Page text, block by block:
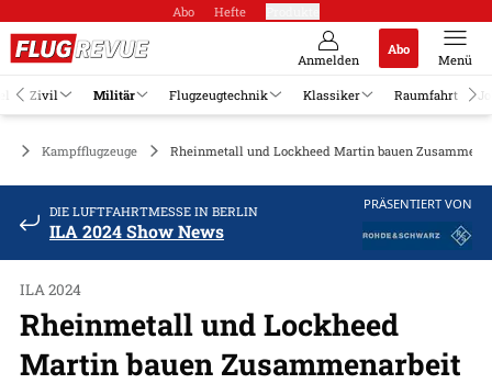
Abo Hefte
Anmelden
Abo
Menü
Zivil Militär Flugzeugtechnik Klassiker Raumfahrt
Kampfflugzeuge Rheinmetall und Lockheed Martin bauen
DIE LUFTFAHRTMESSE IN BERLIN
ILA 2024 Show News
PRÄSENTIERT VON
ILA 2024
Rheinmetall und Lockheed
Martin bauen Zusammenarbeit